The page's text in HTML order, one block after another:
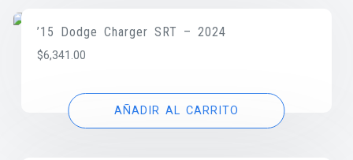
’15 Dodge Charger SRT – 2024
$6,341.00
AÑADIR AL CARRITO